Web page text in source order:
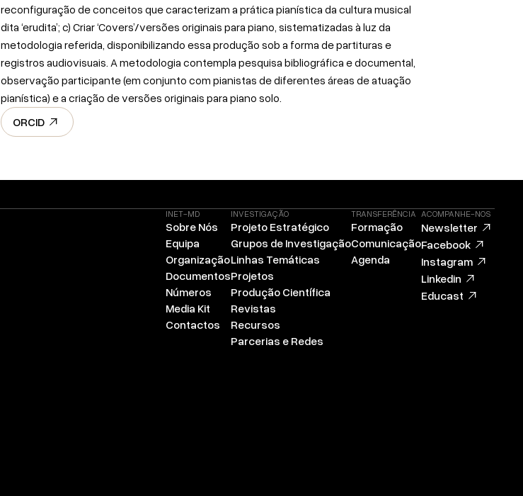
reconfiguração de conceitos que caracterizam a prática pianística da cultura musical
dita ‘erudita’; c) Criar ‘Covers’/versões originais para piano, sistematizadas à luz da
metodologia referida, disponibilizando essa produção sob a forma de partituras e
registros audiovisuais. A metodologia contempla pesquisa bibliográfica e documental,
observação participante (em conjunto com pianistas de diferentes áreas de atuação
pianística) e a criação de versões originais para piano solo.
ORCID
INET-MD
Sobre Nós
Equipa
Organização
Documentos
Números
Media Kit
Contactos
INVESTIGAÇÃO
Projeto Estratégico
Grupos de Investigação
Linhas Temáticas
Projetos
Produção Científica
Revistas
Recursos
Parcerias e Redes
TRANSFERÊNCIA
Formação
Comunicação
Agenda
ACOMPANHE-NOS
Newsletter
Facebook
Instagram
Linkedin
Educast